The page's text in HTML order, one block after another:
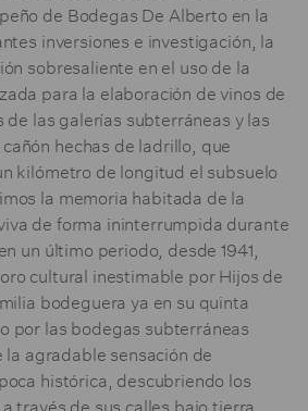
de Bodegas De Alberto en la
inversiones e investigación, la
sobresaliente en el uso de la
para la elaboración de vinos de
las galerías subterráneas y las
hechas de ladrillo, que
kilómetro de longitud el subsuelo
la memoria habitada de la
de forma ininterrumpida durante
un último periodo, desde 1941,
cultural inestimable por Hijos de
bodeguera ya en su quinta
por las bodegas subterráneas
agradable sensación de
histórica, descubriendo los
través de sus calles bajo tierra,